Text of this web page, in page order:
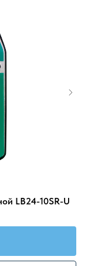
LB24-10SR-U